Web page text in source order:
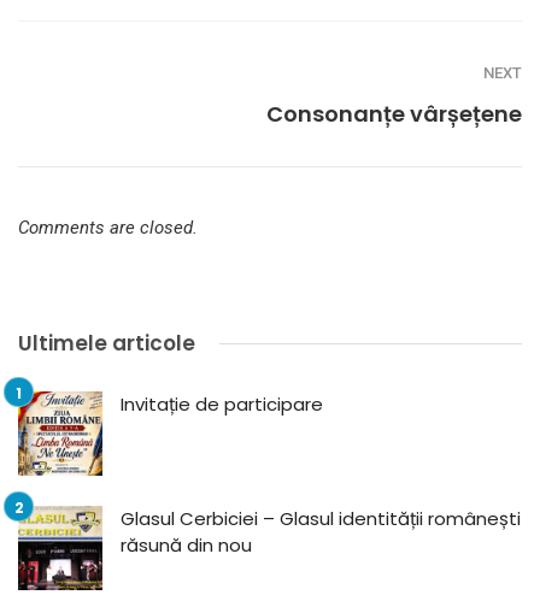
NEXT
Consonanțe vârșețene
Comments are closed.
Ultimele articole
Invitație de participare
Glasul Cerbiciei – Glasul identității românești
răsună din nou